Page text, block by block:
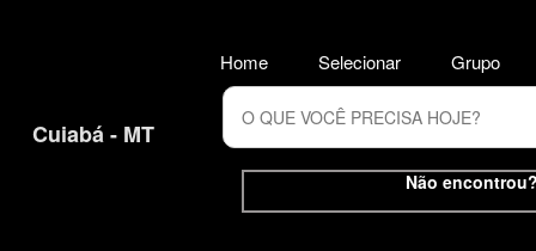
Cuiabá - MT
Não
Home Selecionar Grupo